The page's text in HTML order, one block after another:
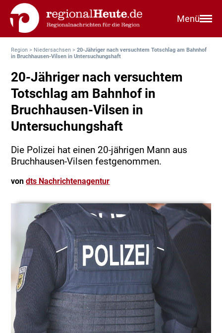
Menü
Region > Niedersachsen >20-Jähriger nach versuchtem Totschlag am Bahnhof
in Bruchhausen-Vilsen in Untersuchungshaft
20-Jähriger nach versuchtem
Totschlag am Bahnhof in
Bruchhausen-Vilsen in
Untersuchungshaft
Die Polizei hat einen 20-jährigen Mann aus
Bruchhausen-Vilsen festgenommen.
vondts Nachrichtenagentur